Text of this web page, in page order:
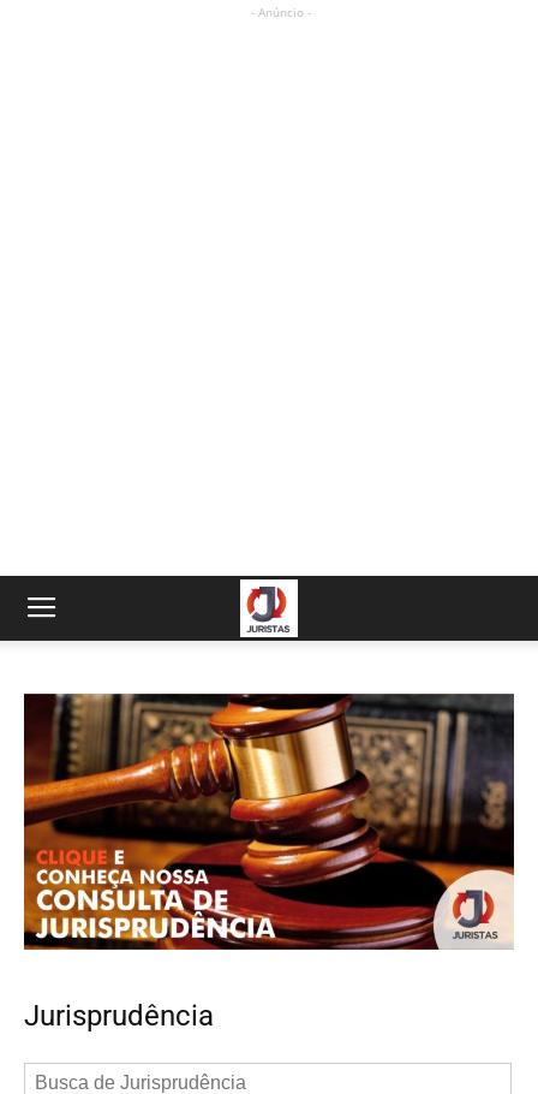
- Anúncio -
Jurisprudência